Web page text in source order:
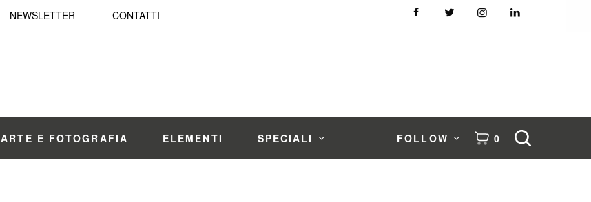
NEWSLETTER CONTATTI
ARTE E FOTOGRAFIA ELEMENTI SPECIALI FOLLOW 0